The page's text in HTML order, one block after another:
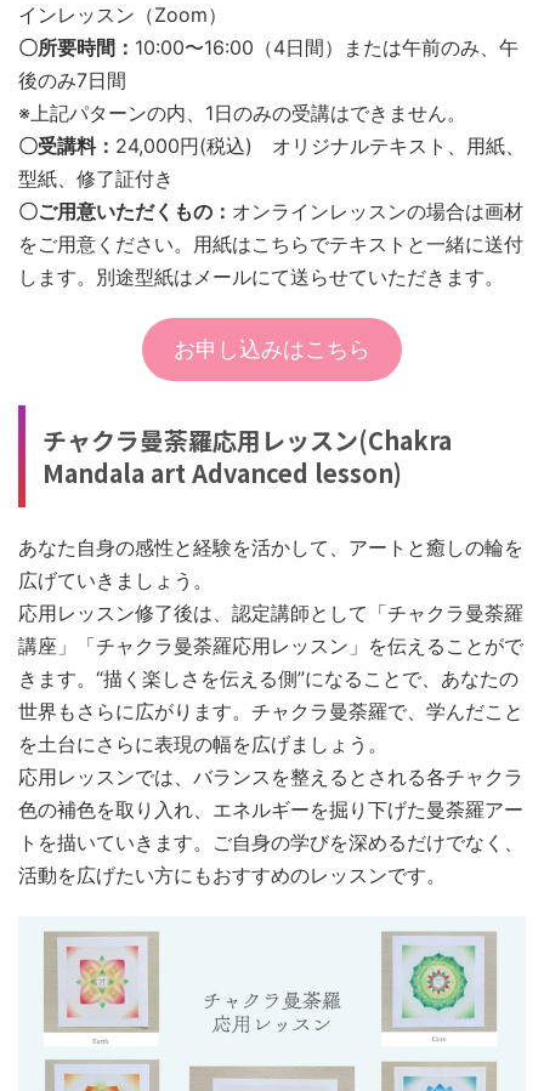
インレッスン（Zoom）
〇所要時間： 10:00〜16:00（4日間）または午前のみ、午
後のみ7日間
※上記パターンの内、1日のみの受講はできません。
〇受講料： 24,000円(税込) オリジナルテキスト、用紙、
型紙、修了証付き
〇ご用意いただくもの： オンラインレッスンの場合は画材
をご用意ください。用紙はこちらでテキストと一緒に送付
します。別途型紙はメールにて送らせていただきます。
お申し込みはこちら
チャクラ曼荼羅応用レッスン(Chakra
Mandala art Advanced lesson)
あなた自身の感性と経験を活かして、アートと癒しの輪を
広げていきましょう。
応用レッスン修了後は、認定講師として「チャクラ曼荼羅
講座」「チャクラ曼荼羅応用レッスン」を伝えることがで
きます。“描く楽しさを伝える側”になることで、あなたの
世界もさらに広がります。チャクラ曼荼羅で、学んだこと
を土台にさらに表現の幅を広げましょう。
応用レッスンでは、バランスを整えるとされる各チャクラ
色の補色を取り入れ、エネルギーを掘り下げた曼荼羅アー
トを描いていきます。ご自身の学びを深めるだけでなく、
活動を広げたい方にもおすすめのレッスンです。